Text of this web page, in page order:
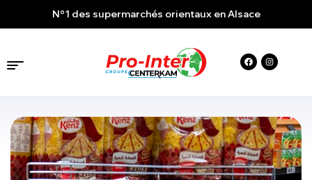
N°1 des supermarchés orientaux en Alsace